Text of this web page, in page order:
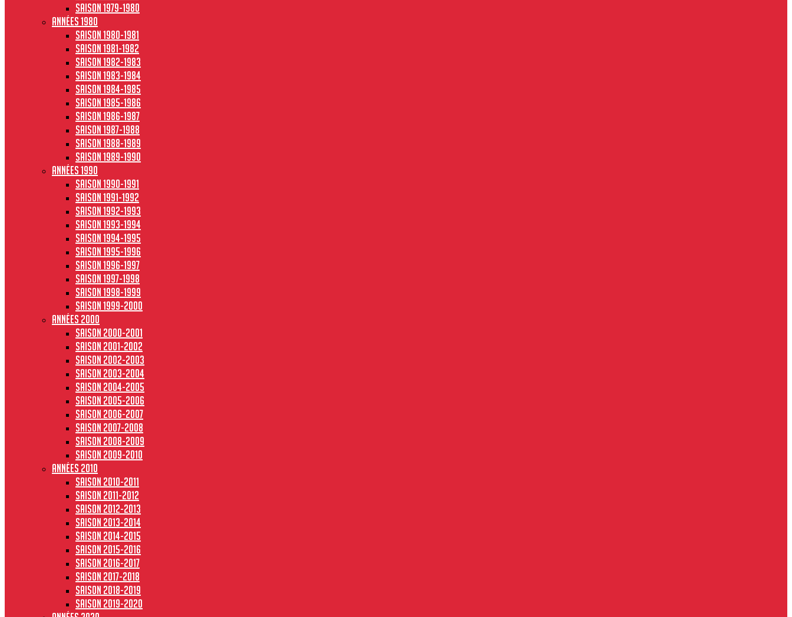
Saison 1979-1980
Années 1980
Saison 1980-1981
Saison 1981-1982
Saison 1982-1983
Saison 1983-1984
Saison 1984-1985
Saison 1985-1986
Saison 1986-1987
Saison 1987-1988
Saison 1988-1989
Saison 1989-1990
Années 1990
Saison 1990-1991
Saison 1991-1992
Saison 1992-1993
Saison 1993-1994
Saison 1994-1995
Saison 1995-1996
Saison 1996-1997
Saison 1997-1998
Saison 1998-1999
Saison 1999-2000
Années 2000
Saison 2000-2001
Saison 2001-2002
Saison 2002-2003
Saison 2003-2004
Saison 2004-2005
Saison 2005-2006
Saison 2006-2007
Saison 2007-2008
Saison 2008-2009
Saison 2009-2010
Années 2010
Saison 2010-2011
Saison 2011-2012
Saison 2012-2013
Saison 2013-2014
Saison 2014-2015
Saison 2015-2016
Saison 2016-2017
Saison 2017-2018
Saison 2018-2019
Saison 2019-2020